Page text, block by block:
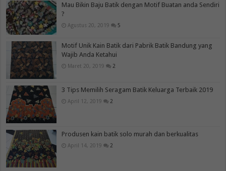
Mau Bikin Baju Batik dengan Motif Buatan anda Sendiri
?
Agustus 20, 2019 5
Motif Unik Kain Batik dari Pabrik Batik Bandung yang
Wajib Anda Ketahui
Maret 20, 2019 2
3 Tips Memilih Seragam Batik Keluarga Terbaik 2019
April 12, 2019 2
Produsen kain batik solo murah dan berkualitas
April 14, 2019 2